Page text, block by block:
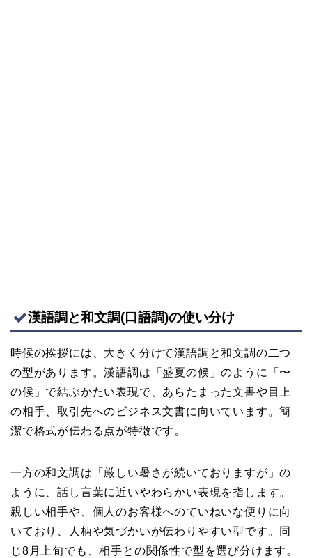
漢語調と和文調(口語調)の使い分け
時候の挨拶には、大きく分けて漢語調と和文調の二つ
の型があります。漢語調は「盛夏の候」のように「〜
の候」で結ぶかたい表現で、あらたまった文書や目上
の相手、取引先へのビジネス文書に向いています。簡
潔で格式が伝わる点が特徴です。
一方の和文調は「厳しい暑さが続いておりますが」の
ように、話し言葉に近いやわらかい表現を指します。
親しい相手や、個人のお客様へのていねいな便りに向
いており、人柄や気づかいが伝わりやすい型です。同
じ8月上旬でも、相手との関係性で型を選び分けます。